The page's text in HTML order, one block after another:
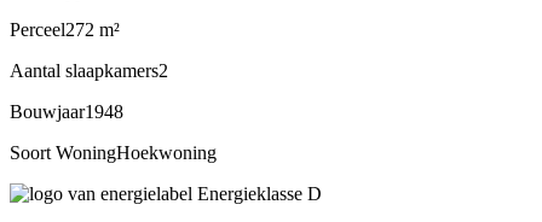
Perceel272 m²
Aantal slaapkamers2
Bouwjaar1948
Soort WoningHoekwoning
Energieklasse D